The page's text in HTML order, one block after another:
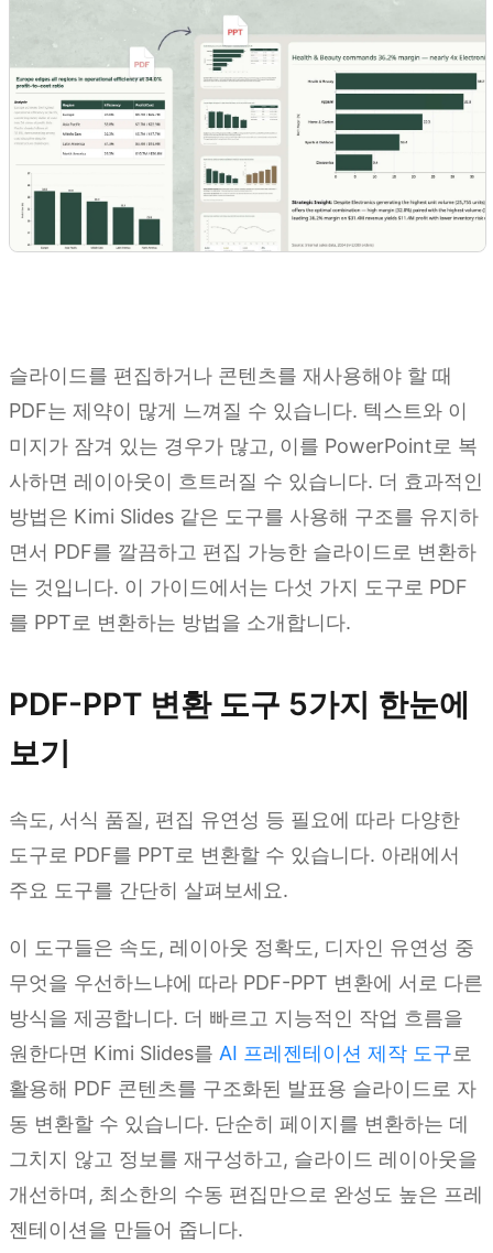
슬라이드를 편집하거나 콘텐츠를 재사용해야 할 때
PDF는 제약이 많게 느껴질 수 있습니다. 텍스트와 이
미지가 잠겨 있는 경우가 많고, 이를 PowerPoint로 복
사하면 레이아웃이 흐트러질 수 있습니다. 더 효과적인
방법은 Kimi Slides 같은 도구를 사용해 구조를 유지하
면서 PDF를 깔끔하고 편집 가능한 슬라이드로 변환하
는 것입니다. 이 가이드에서는 다섯 가지 도구로 PDF
를 PPT로 변환하는 방법을 소개합니다.
PDF-PPT 변환 도구 5가지 한눈에
보기
속도, 서식 품질, 편집 유연성 등 필요에 따라 다양한
도구로 PDF를 PPT로 변환할 수 있습니다. 아래에서
주요 도구를 간단히 살펴보세요.
이 도구들은 속도, 레이아웃 정확도, 디자인 유연성 중
무엇을 우선하느냐에 따라 PDF-PPT 변환에 서로 다른
방식을 제공합니다. 더 빠르고 지능적인 작업 흐름을
원한다면 Kimi Slides를 AI 프레젠테이션 제작 도구로
활용해 PDF 콘텐츠를 구조화된 발표용 슬라이드로 자
동 변환할 수 있습니다. 단순히 페이지를 변환하는 데
그치지 않고 정보를 재구성하고, 슬라이드 레이아웃을
개선하며, 최소한의 수동 편집만으로 완성도 높은 프레
젠테이션을 만들어 줍니다.